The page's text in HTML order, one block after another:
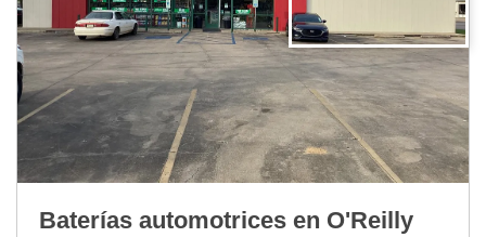
Baterías automotrices en O'Reilly